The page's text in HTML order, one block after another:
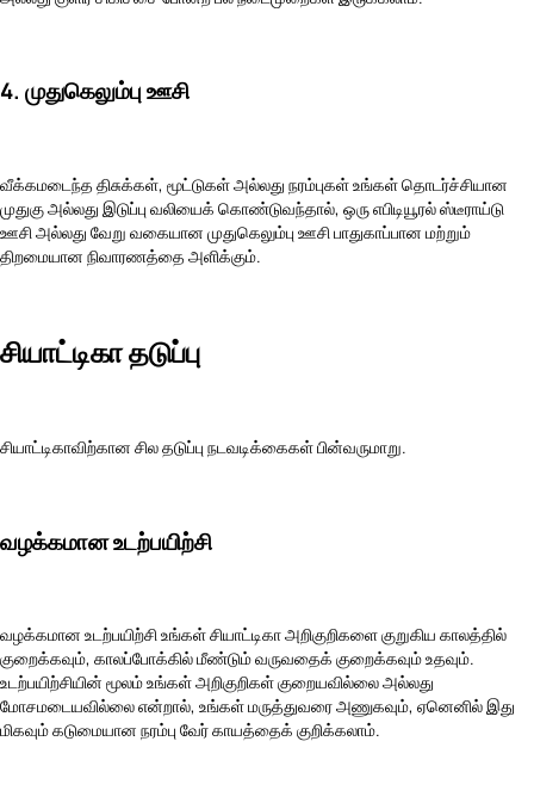
4. முதுகெலும்பு ஊசி
வீக்கமடைந்த திசுக்கள், மூட்டுகள் அல்லது நரம்புகள் உங்கள் தொடர்ச்சியான
முதுகு அல்லது இடுப்பு வலியைக் கொண்டுவந்தால், ஒரு எபிடியூரல் ஸ்டீராய்டு
ஊசி அல்லது வேறு வகையான முதுகெலும்பு ஊசி பாதுகாப்பான மற்றும்
திறமையான நிவாரணத்தை அளிக்கும்.
சியாட்டிகா தடுப்பு
சியாட்டிகாவிற்கான சில தடுப்பு நடவடிக்கைகள் பின்வருமாறு.
வழக்கமான உடற்பயிற்சி
வழக்கமான உடற்பயிற்சி உங்கள் சியாட்டிகா அறிகுறிகளை குறுகிய காலத்தில்
குறைக்கவும், காலப்போக்கில் மீண்டும் வருவதைக் குறைக்கவும் உதவும்.
உடற்பயிற்சியின் மூலம் உங்கள் அறிகுறிகள் குறையவில்லை அல்லது
மோசமடையவில்லை என்றால், உங்கள் மருத்துவரை அணுகவும், ஏனெனில் இது
மிகவும் கடுமையான நரம்பு வேர் காயத்தைக் குறிக்கலாம்.